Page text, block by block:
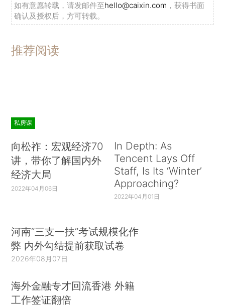
如有意愿转载，请发邮件至hello@caixin.com ，获得书面
确认及授权后，方可转载。
推荐阅读
私房课
向松祚：宏观经济70
讲，带你了解国内外
经济大局
2022年04月06日
In Depth: As
Tencent Lays Off
Staff, Is Its ‘Winter’
Approaching?
2022年04月01日
河南“三支一扶”考试规模化作
弊 内外勾结提前获取试卷
2026年08月07日
海外金融专才回流香港 外籍
工作签证翻倍